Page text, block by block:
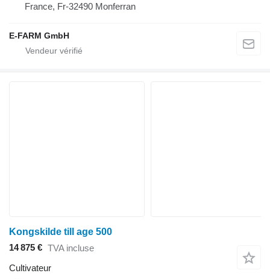
France, Fr-32490 Monferran
E-FARM GmbH
Kongskilde till age 500
14 875 € TVA incluse
Cultivateur